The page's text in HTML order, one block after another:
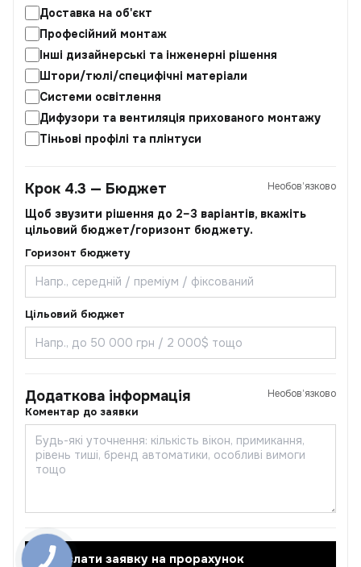
Доставка на об'єкт
Професійний монтаж
Інші дизайнерські та інженерні рішення
Штори/тюлі/специфічні матеріали
Системи освітлення
Дифузори та вентиляція прихованого монтажу
Тіньові профілі та плінтуси
Крок 4.3 — Бюджет Необов’язково
Щоб звузити рішення до 2–3 варіантів, вкажіть
цільовий бюджет/горизонт бюджету.
Горизонт бюджету
Цільовий бюджет
Додаткова інформація Необов’язково
Коментар до заявки
Надіслати заявку на прорахунок